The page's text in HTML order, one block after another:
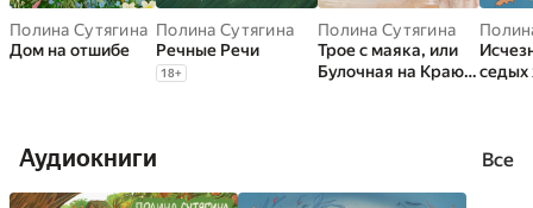
Полина Сутягина
Дом на отшибе
Полина Сутягина
Речные Речи
18+
Полина Сутягина
Трое с маяка, или
Булочная на Краю
седых
Аудиокниги Все